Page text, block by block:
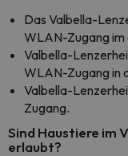
Das Valbella-
WLAN-Zugang
Valbella-
WLAN-Zugang in
Valbella-
Zugang.
Sind Haustiere im
erlaubt?